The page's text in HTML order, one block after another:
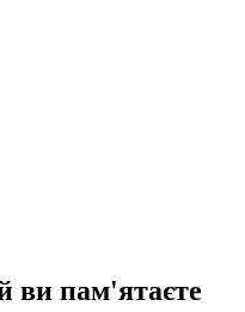
ви пам'ятаєте